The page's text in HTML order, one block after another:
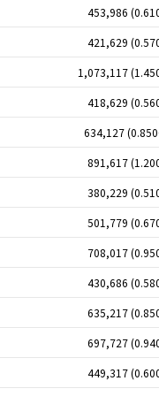
453,986
421,629
1,073,117
418,629
634,127
891,617
380,229
501,779
708,017
430,686
635,217
697,727
449,317